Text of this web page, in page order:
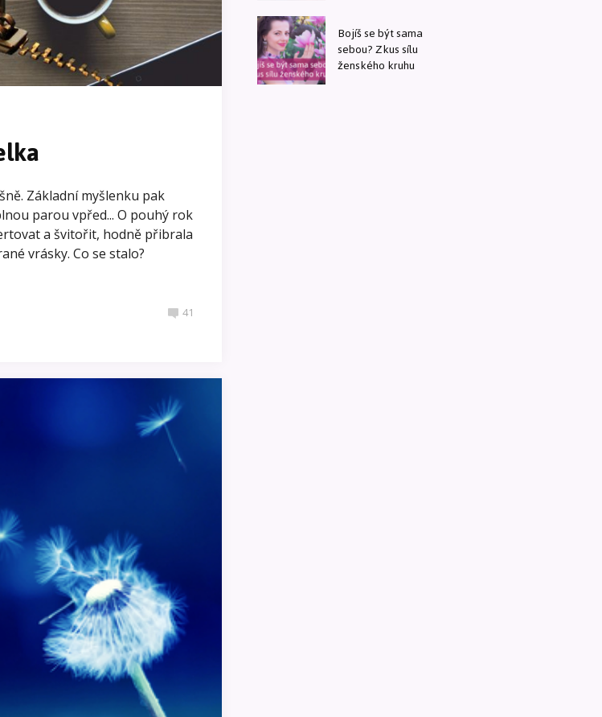
Základní myšlenku pak
parou vpřed... O pouhý rok
a švitořit, hodně přibrala
vrásky. Co se stalo?
41
Bojíš se být sama
sebou? Zkus sílu
ženského kruhu